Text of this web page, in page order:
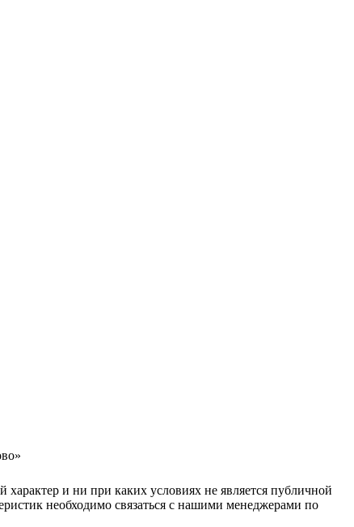
и ни при каких условиях не является публичной
необходимо связаться с нашими менеджерами по